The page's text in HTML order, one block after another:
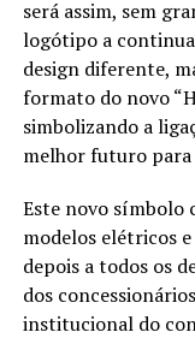
será assim, sem
logótipo a
design diferente,
formato do novo
simbolizando a
melhor futuro para
Este novo símbolo
modelos elétricos
depois a todos os
dos
institucional do